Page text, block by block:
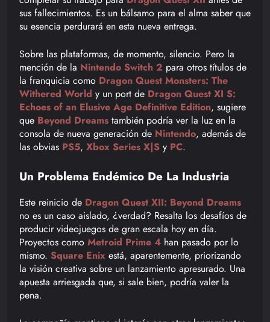
sus fallecimientos. Es un bálsamo para el alma saber que
su esencia perdurará en esta nueva entrega.
Sobre las plataformas, de momento, silencio. Pero la
mención de la Nintendo Switch 2 para otros títulos de
la franquicia como Dragon Quest Monsters: The
Withered World y un port de Dragon Quest XI S:
Echoes of an Elusive Age Definitive Edition, sugiere
que Beyond Dreams también podría ver la luz en la
consola de nueva generación de Nintendo, además de
las obvias PS5, Xbox Series X|S y PC.
Un Problema Endémico De La Industria
Este reinicio de Dragon Quest XII: Beyond Dreams
no es un caso aislado, ¿verdad? Resalta los desafíos de
producir videojuegos de gran escala hoy en día.
Proyectos como Metroid Prime 4 han pasado por lo
mismo. Square Enix está, aparentemente, priorizando
la visión creativa sobre un lanzamiento apresurado. Una
apuesta arriesgada que, si sale bien, podría valer la
pena.